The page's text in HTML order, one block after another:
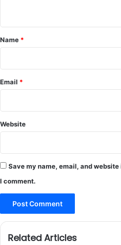
*
Name *
Email *
Website
Save my name, email, and
I comment.
Related Articles